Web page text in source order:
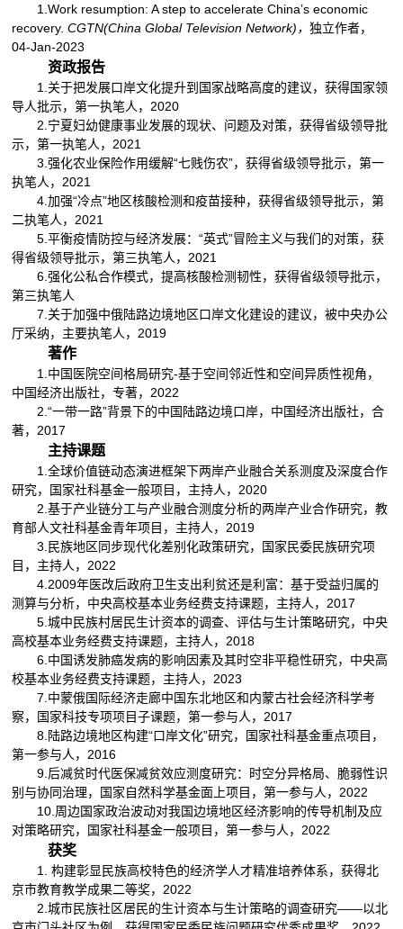
1.Work resumption: A step to accelerate China’s economic
recovery.CGTN(China Global Television Network) ，独立作者，
04-Jan-2023
资政报告
1.关于把发展口岸文化提升到国家战略高度的建议，获得国家领
导人批示，第一执笔人，2020
2.宁夏妇幼健康事业发展的现状、问题及对策，获得省级领导批
示，第一执笔人，2021
3.强化农业保险作用缓解“七贱伤农”，获得省级领导批示，第一
执笔人，2021
4.加强“冷点”地区核酸检测和疫苗接种，获得省级领导批示，第
二执笔人，2021
5.平衡疫情防控与经济发展：“英式”冒险主义与我们的对策，获
得省级领导批示，第三执笔人，2021
6.强化公私合作模式，提高核酸检测韧性，获得省级领导批示，
第三执笔人
7.关于加强中俄陆路边境地区口岸文化建设的建议，被中央办公
厅采纳，主要执笔人，2019
著作
1.中国医院空间格局研究-基于空间邻近性和空间异质性视角，
中国经济出版社，专著，2022
2.“一带一路”背景下的中国陆路边境口岸，中国经济出版社，合
著，2017
主持课题
1.全球价值链动态演进框架下两岸产业融合关系测度及深度合作
研究，国家社科基金一般项目，主持人，2020
2.基于产业链分工与产业融合测度分析的两岸产业合作研究，教
育部人文社科基金青年项目，主持人，2019
3.民族地区同步现代化差别化政策研究，国家民委民族研究项
目，主持人，2022
4.2009年医改后政府卫生支出利贫还是利富：基于受益归属的
测算与分析，中央高校基本业务经费支持课题，主持人，2017
5.城中民族村居民生计资本的调查、评估与生计策略研究，中央
高校基本业务经费支持课题，主持人，2018
6.中国诱发肺癌发病的影响因素及其时空非平稳性研究，中央高
校基本业务经费支持课题，主持人，2023
7.中蒙俄国际经济走廊中国东北地区和内蒙古社会经济科学考
察，国家科技专项项目子课题，第一参与人，2017
8.陆路边境地区构建“口岸文化”研究，国家社科基金重点项目，
第一参与人，2016
9.后减贫时代医保减贫效应测度研究：时空分异格局、脆弱性识
别与协同治理，国家自然科学基金面上项目，第一参与人，2022
10.周边国家政治波动对我国边境地区经济影响的传导机制及应
对策略研究，国家社科基金一般项目，第一参与人，2022
获奖
1. 构建彰显民族高校特色的经济学人才精准培养体系，获得北
京市教育教学成果二等奖，2022
2.城市民族社区居民的生计资本与生计策略的调查研究——以北